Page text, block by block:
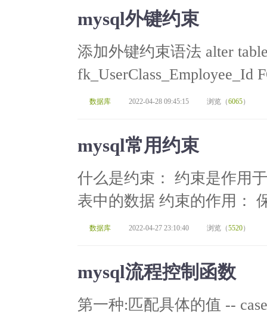
mysql外键约束
添加外键约束语法 alter
fk_UserClass_Employee_Id
数据库 2022-04-28 09:45:15 浏览（6065）
mysql常用约束
什么是约束： 约束是作用
表中的数据 约束的作用：
数据库 2022-04-27 23:10:40 浏览（5520）
mysql流程控制函数
第一种:匹配具体的值 --